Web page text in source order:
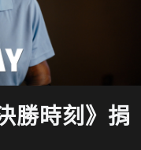
勝時刻》捐